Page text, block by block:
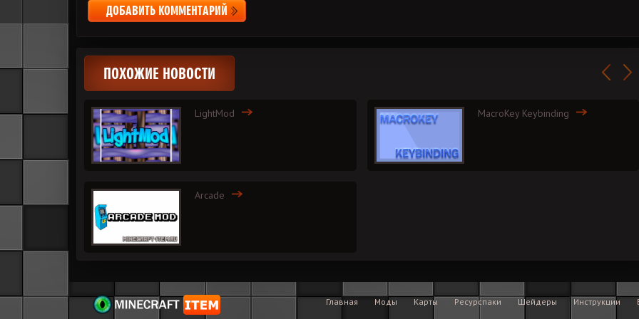
ДОБАВИТЬ КОММЕНТАРИЙ
ПОХОЖИЕ НОВОСТИ
LightMod
Arcade
MacroKey Keybinding
Главная Моды Карты Ресурспаки Шейдеры Инструкции